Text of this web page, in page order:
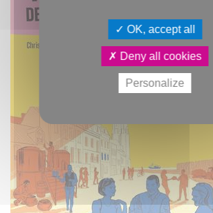
OK, accept all
Deny all cookies
Personalize